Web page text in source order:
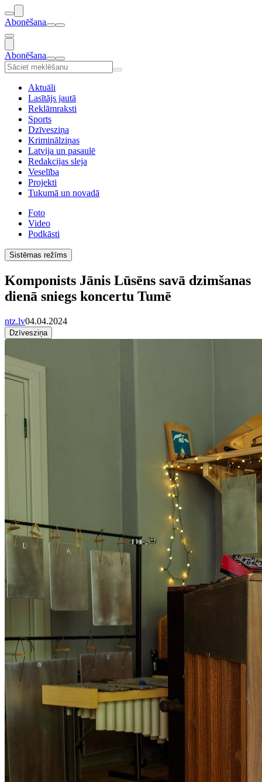
Abonēšana
Abonēšana
Aktuāli
Lasītājs jautā
Reklāmraksti
Sports
Dzīvesziņa
Kriminālziņas
Latvija un pasaulē
Redakcijas sleja
Veselība
Projekti
Tukumā un novadā
Foto
Video
Podkāsti
Sistēmas režīms
Komponists Jānis Lūsēns savā dzimšanas
dienā sniegs koncertu Tumē
ntz.lv04.04.2024
Dzīvesziņa